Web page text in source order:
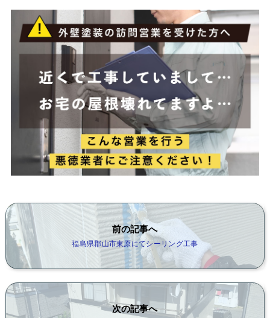
前の記事へ
福島県郡山市東原にてシーリング工事
次の記事へ